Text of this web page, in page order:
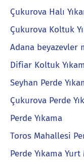
Çukurova Halı
Çukurova Koltuk
Adana beyazevler
Difiar Koltuk
Seyhan Perde
Çukurova Perde
Perde Yıkama
Toros Mahallesi
Perde Yıkama